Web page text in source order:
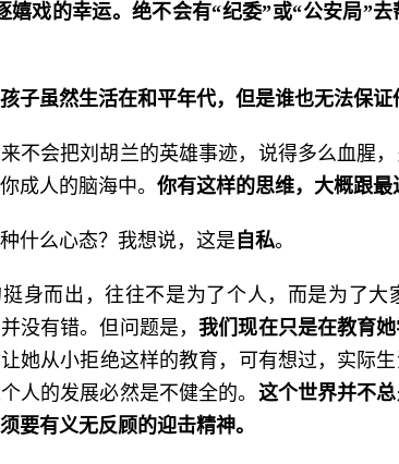
嬉戏的幸运。绝不会有“纪委”或“公安局”
子虽然生活在和平年代，但是谁也无法保证
会把刘胡兰的英雄事迹，说得多么血腥，
成人的脑海中。 你有这样的思维，大概跟最
么心态？我想说，这是 自私。
而出，往往不是为了个人，而是为了大
没有错。但问题是，我们现在只是在教育
她从小拒绝这样的教育，可有想过，实际
人的发展必然是不健全的。 这个世界并不
要有义无反顾的迎击精神。